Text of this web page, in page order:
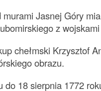
Jasnej Góry
z
chełmski Krzysztof
obrazu.
do 18 sierpnia 1772